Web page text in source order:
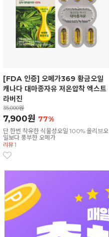
[FDA 인증] 오메가369 황금오일
캐나다 대마종자유 저온압착 엑스트
라버진
35,000원
7,900원 77%
단 한번 착유한 식물성오일 100% 올리브오
일보다 풍부한 오메가
리뷰 1